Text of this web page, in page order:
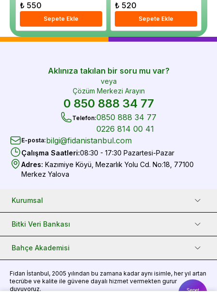
Sepet
₺ 550
Sepete Ekle
₺ 520
Sepete Ekle
Aklınıza takılan bir soru mu var?
veya
Çözüm Merkezi Arayın
0 850 888 34 77
Telefon:0850 888 34 77
0226 814 00 41
E-posta:bilgi@fidanistanbul.com
Çalışma Saatleri:08:30 - 17:30 Pazartesi-Pazar
Adres: Kazımiye Köyü, Mezarlık Yolu Cd. No:18, 77100
Merkez Yalova
Kurumsal
Bitki Veri Bankası
Bahçe Akademisi
Fidan İstanbul, 2005 yılından bu zamana kadar aynı isimle, her yıl artan
tecrübe ve kalite ile güvene dayalı hizmet vermekten gurur
duyuyoruz.